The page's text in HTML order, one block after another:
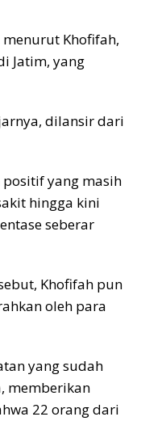
Khofifah,
Jatim, yang
dilansir dari
positif yang masih
hingga kini
seberar
Khofifah pun
oleh para
yang sudah
memberikan
22 orang dari